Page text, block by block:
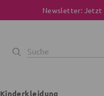
Newsletter: Jetzt
Kinderkleidung